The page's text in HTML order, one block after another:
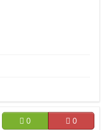
0 0